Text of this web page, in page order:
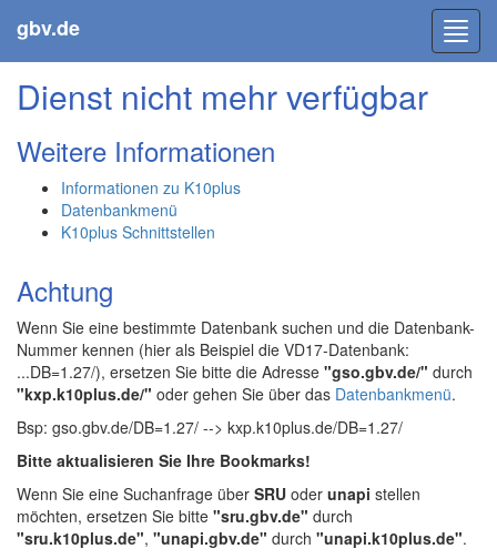
gbv.de
Dienst nicht mehr verfügbar
Weitere Informationen
Informationen zu K10plus
Datenbankmenü
K10plus Schnittstellen
Achtung
Wenn Sie eine bestimmte Datenbank suchen und die Datenbank-
Nummer kennen (hier als Beispiel die VD17-Datenbank:
...DB=1.27/), ersetzen Sie bitte die Adresse "gso.gbv.de/" durch
"kxp.k10plus.de/" oder gehen Sie über das Datenbankmenü.
Bsp: gso.gbv.de/DB=1.27/ --> kxp.k10plus.de/DB=1.27/
Bitte aktualisieren Sie Ihre Bookmarks!
Wenn Sie eine Suchanfrage über SRU oder unapi stellen
möchten, ersetzen Sie bitte "sru.gbv.de" durch
"sru.k10plus.de", "unapi.gbv.de" durch "unapi.k10plus.de".